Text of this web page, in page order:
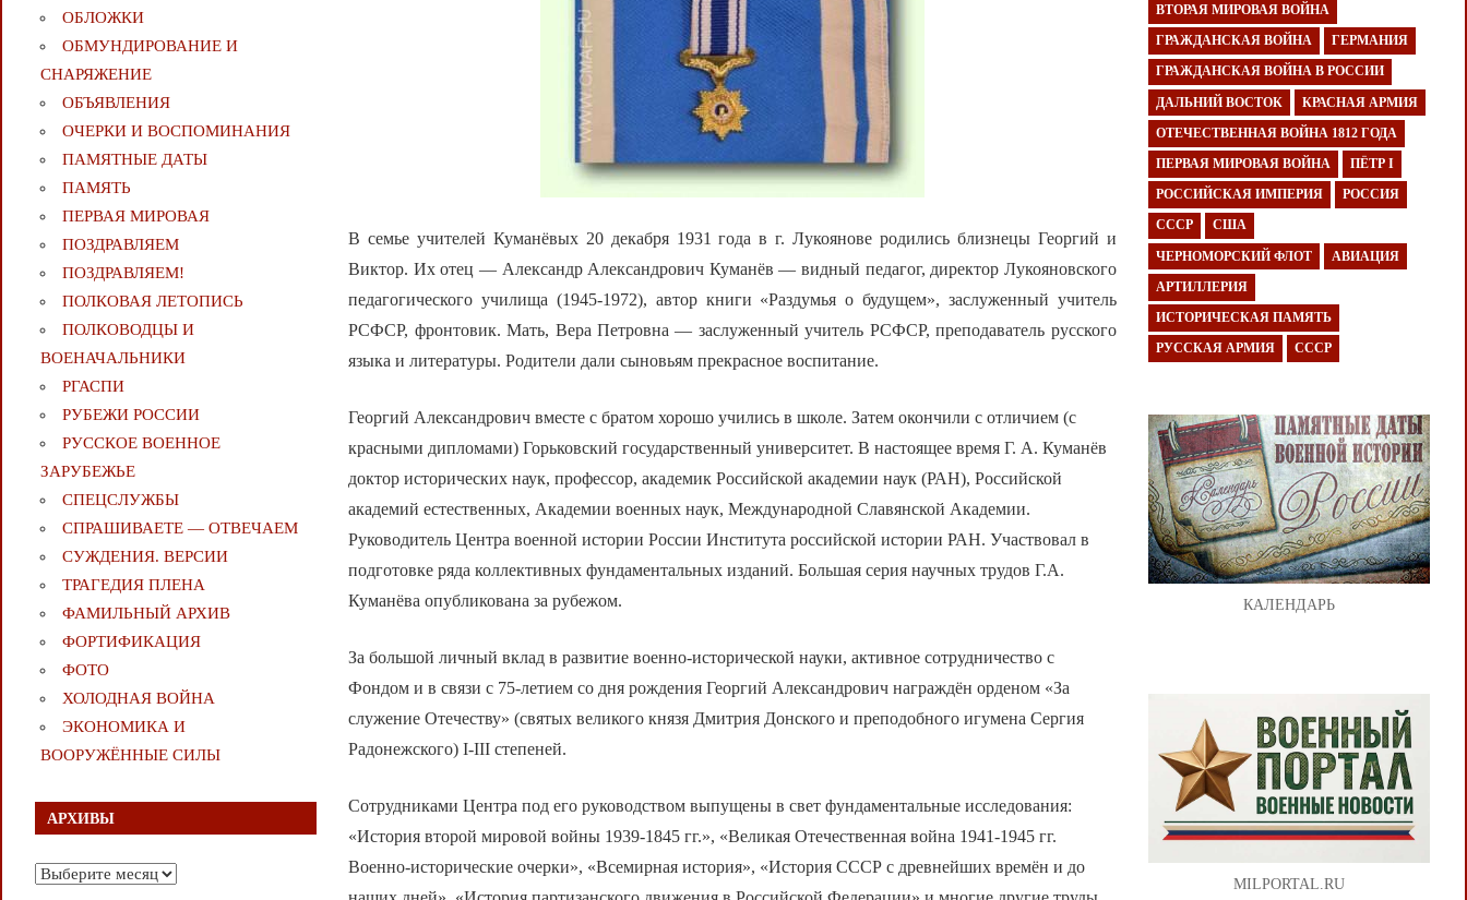
В семье учителей Куманёвых 20 декабря 1931 года в г. Лукоянове родились близнецы Георгий и
Виктор. Их отец — Александр Александрович Куманёв — видный педагог, директор Лукояновского
педагогического училища (1945-1972), автор книги «Раздумья о будущем», заслуженный учитель
РСФСР, фронтовик. Мать, Вера Петровна — заслуженный учитель РСФСР, преподаватель русского
языка и литературы. Родители дали сыновьям прекрасное воспитание.
Георгий Александрович вместе с братом хорошо учились в школе. Затем окончили с отличием (с
красными дипломами) Горьковский государственный университет. В настоящее время Г. А. Куманёв
доктор исторических наук, профессор, академик Российской академии наук (РАН), Российской
академий естественных, Академии военных наук, Международной Славянской Академии.
Руководитель Центра военной истории России Института российской истории РАН. Участвовал в
подготовке ряда коллективных фундаментальных изданий. Большая серия научных трудов Г.А.
Куманёва опубликована за рубежом.
За большой личный вклад в развитие военно-исторической науки, активное сотрудничество с
Фондом и в связи с 75-летием со дня рождения Георгий Александрович награждён орденом «За
служение Отечеству» (святых великого князя Дмитрия Донского и преподобного игумена Сергия
Радонежского) I-III степеней.
Сотрудниками Центра под его руководством выпущены в свет фундаментальные исследования:
«История второй мировой войны 1939-1845 гг.», «Великая Отечественная война 1941-1945 гг.
Военно-исторические очерки», «Всемирная история», «История СССР с древнейших времён и до
ОБЛОЖКИ
ОБМУНДИРОВАНИЕ И
СНАРЯЖЕНИЕ
ОБЪЯВЛЕНИЯ
ОЧЕРКИ И ВОСПОМИНАНИЯ
ПАМЯТНЫЕ ДАТЫ
ПАМЯТЬ
ПЕРВАЯ МИРОВАЯ
ПОЗДРАВЛЯЕМ
ПОЗДРАВЛЯЕМ!
ПОЛКОВАЯ ЛЕТОПИСЬ
ПОЛКОВОДЦЫ И
ВОЕНАЧАЛЬНИКИ
РГАСПИ
РУБЕЖИ РОССИИ
РУССКОЕ ВОЕННОЕ
ЗАРУБЕЖЬЕ
СПЕЦСЛУЖБЫ
СПРАШИВАЕТЕ — ОТВЕЧАЕМ
СУЖДЕНИЯ. ВЕРСИИ
ТРАГЕДИЯ ПЛЕНА
ФАМИЛЬНЫЙ АРХИВ
ФОРТИФИКАЦИЯ
ФОТО
ХОЛОДНАЯ ВОЙНА
ЭКОНОМИКА И
ВООРУЖЁННЫЕ СИЛЫ
АРХИВЫ
Архивы
ВТОРАЯ МИРОВАЯ ВОЙНА
ГРАЖДАНСКАЯ ВОЙНА ГЕРМАНИЯ
ГРАЖДАНСКАЯ ВОЙНА В РОССИИ
ДАЛЬНИЙ ВОСТОК КРАСНАЯ АРМИЯ
ОТЕЧЕСТВЕННАЯ ВОЙНА 1812 ГОДА
ПЕРВАЯ МИРОВАЯ ВОЙНА ПЁТР I
РОССИЙСКАЯ ИМПЕРИЯ РОССИЯ
СССР США
ЧЕРНОМОРСКИЙ ФЛОТ АВИАЦИЯ
АРТИЛЛЕРИЯ
ИСТОРИЧЕСКАЯ ПАМЯТЬ
РУССКАЯ АРМИЯ СССР
КАЛЕНДАРЬ
MILPORTAL.RU